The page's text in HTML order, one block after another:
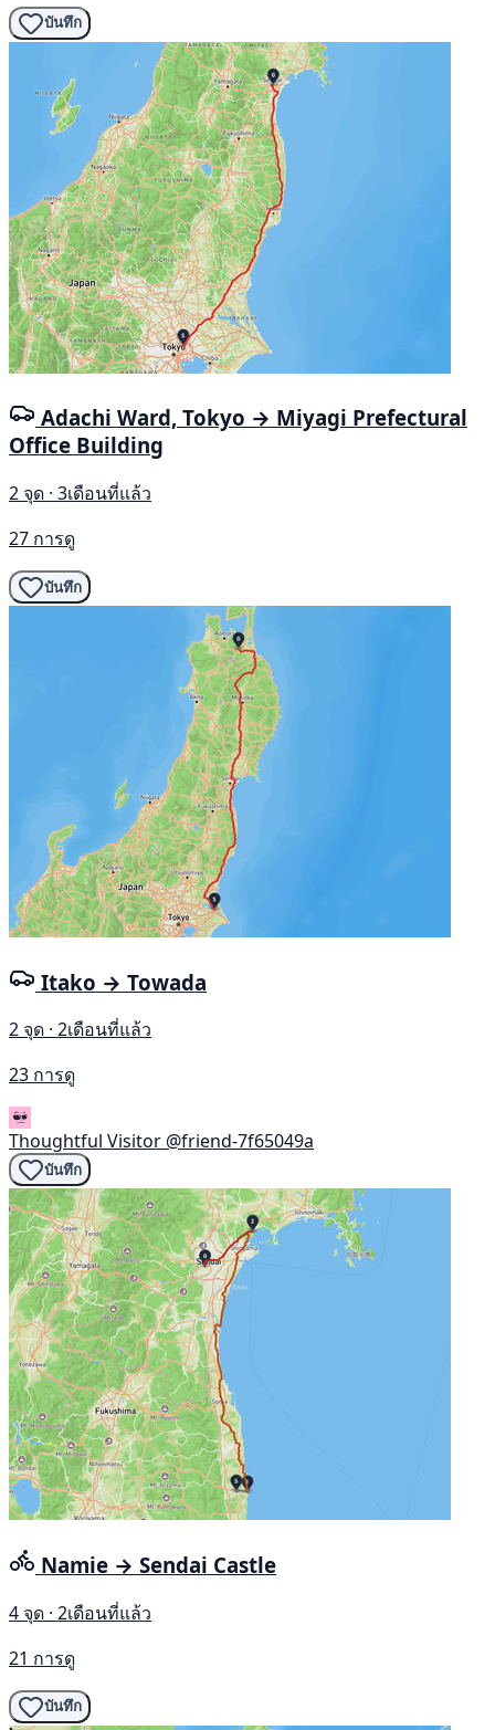
บันทึก
Adachi Ward, Tokyo → Miyagi Prefectural
Office Building
2 จุด · 3เดือนที่แล้ว
27 การดู
บันทึก
Itako → Towada
2 จุด · 2เดือนที่แล้ว
23 การดู
Thoughtful Visitor @friend-7f65049a
บันทึก
Namie → Sendai Castle
4 จุด · 2เดือนที่แล้ว
21 การดู
บันทึก